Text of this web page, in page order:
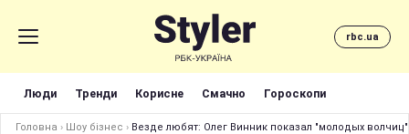
rbc.ua
Люди Тренди Корисне Смачно Гороскопи
Головна › Шоу бізнес › Везде любят: Олег Винник показал "молодых